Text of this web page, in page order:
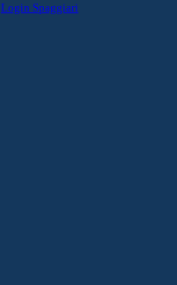
Login Spaggiari